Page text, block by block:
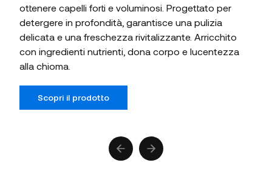
ottenere capelli forti e voluminosi. Progettato per
detergere in profondità, garantisce una pulizia
delicata e una freschezza rivitalizzante. Arricchito
con ingredienti nutrienti, dona corpo e lucentezza
alla chioma.
Scopri il prodotto
Previous slide
Next slide